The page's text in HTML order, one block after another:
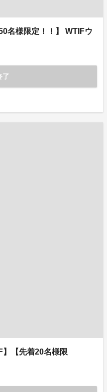
名様限定！！】 WTIFウ
了
】【先着20名様限